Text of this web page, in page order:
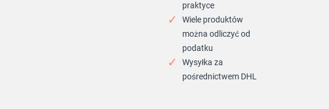
praktyce
Wiele produktów
można odliczyć od
podatku
Wysyłka za
pośrednictwem DHL